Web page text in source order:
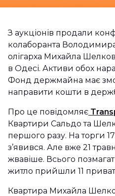
З аукціонів продали
колаборанта
олігарха Михайла
в Одесі. Активи обох
Фонд держмайна має
направити кошти в
Про це повідомляє
Квартири Сальдо та
першого разу. На торги 17
з’явився. Але вже 21
жвавіше. Всього
житло прийшли 11
Квартира Михайла